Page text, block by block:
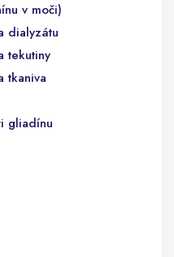
v moči)
dialyzátu
tekutiny
tkaniva
gliadínu